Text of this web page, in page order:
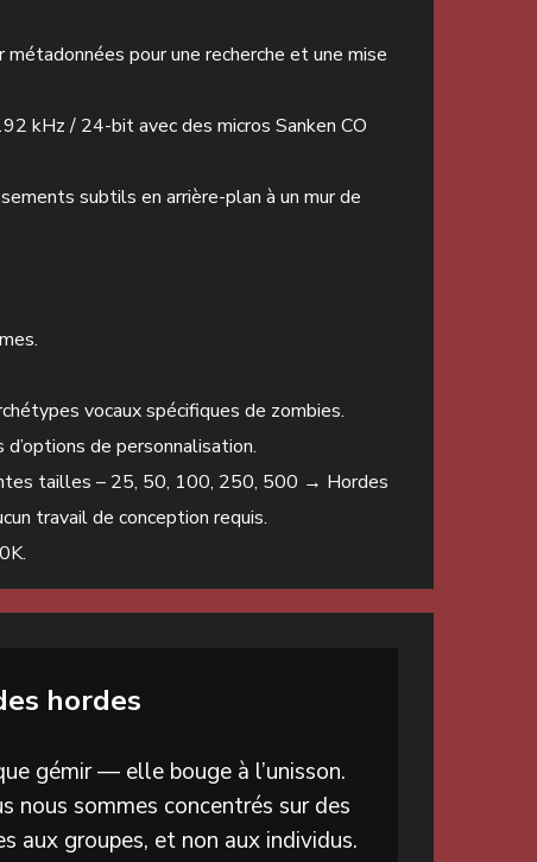
pour une recherche et une mise
kHz / 24-bit avec des micros Sanken CO
subtils en arrière-plan à un mur de
vocaux spécifiques de zombies.
de personnalisation.
tailles – 25, 50, 100, 250, 500 → Hordes
travail de conception requis.
hordes
gémir — elle bouge à l’unisson.
nous sommes concentrés sur des
aux groupes, et non aux individus.